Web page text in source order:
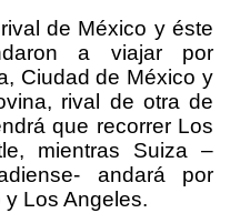
de México y éste
a viajar por
Ciudad de México y
rival de otra de
que recorrer Los
mientras Suiza –
andará por
y Los Angeles.